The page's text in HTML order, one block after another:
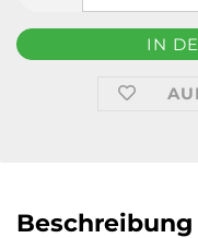
Beschreibung